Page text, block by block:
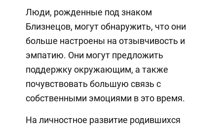
Люди, рожденные под знаком
Близнецов, могут обнаружить, что они
больше настроены на отзывчивость и
эмпатию. Они могут предложить
поддержку окружающим, а также
почувствовать большую связь с
собственными эмоциями в это время.
На личностное развитие родившихся